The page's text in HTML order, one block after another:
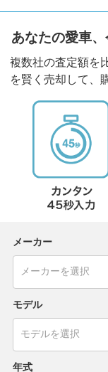
あなたの愛車、
複数社の査定額を
を賢く売却して、
メーカー
モデル
年式